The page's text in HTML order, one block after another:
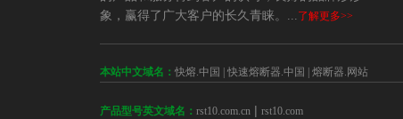
象，赢得了广大客户的长久青睐。...了解更多>>
本站中文域名： 快熔.中国 快速熔断器.中国 熔断器.网站
产品型号英文域名： rst10.com.cn | rst10.com